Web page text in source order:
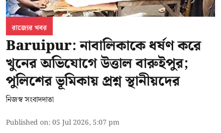
রাজ্যের খবর
Baruipur: নাবালিকাকে ধর্ষণ করে
খুনের অভিযোগে উত্তাল বারুইপুর;
পুলিশের ভূমিকায় প্রশ্ন স্থানীয়দের
নিজস্ব সংবাদদাতা
Published on:05 Jul 2026, 5:07 pm